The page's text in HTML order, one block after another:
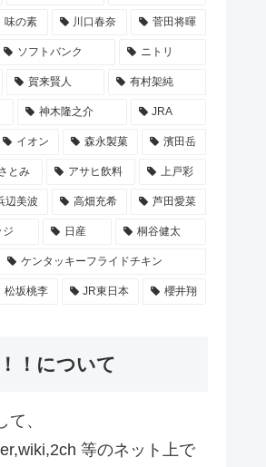
味の素 川口春奈 菅田将暉
ソフトバンク ニトリ
賀来賢人 有村架純
神木隆之介 JRA
イオン 森永製菓 濱田岳
とみ アサヒ飲料 上戸彩
辺美波 高畑充希 芦田愛菜
ジ 日産 桐谷健太
ケンタッキーフライドチキン
松坂桃李 JR東日本 櫻井翔
！について
、
等のネット上で